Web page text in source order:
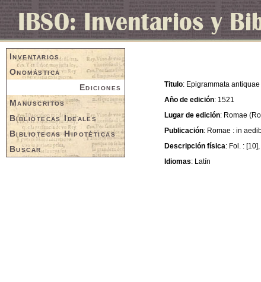
Inventarios
Onomástica
Ediciones
Manuscritos
Bibliotecas Ideales
Bibliotecas Hipotéticas
Buscar
Titulo: Epigrammata antiquae
Año de edición: 1521
Lugar de edición: Romae
Publicación: Romae : in
Descripción física: Fol. :
Idiomas: Latín